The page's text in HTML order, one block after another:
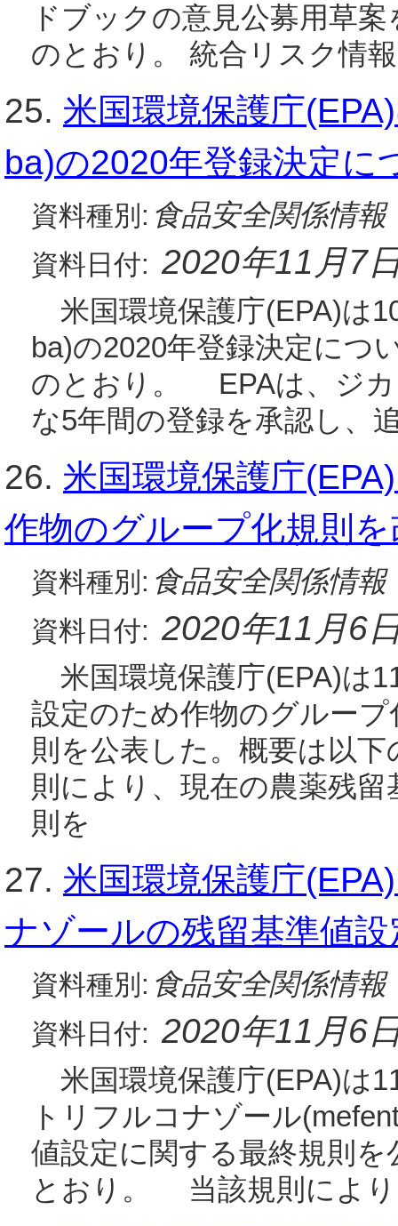
ドブックの意見公募用草
のとおり。 統合リスク情
25. 米国環境保護庁
ba)の2020年登録決定に
資料種別: 食品安全関係情報
資料日付: 2020年11月7
米国環境保護庁(EPA)は
ba)の2020年登録決定につ
のとおり。 EPAは、ジカ
な5年間の登録を承認し、
26. 米国環境保護庁
作物のグループ化規則
資料種別: 食品安全関係情報
資料日付: 2020年11月6
米国環境保護庁(EPA)は
設定のため作物のグルー
則を公表した。概要は以
則により、現在の農薬残
則を
27. 米国環境保護庁
ナゾールの残留基準値
資料種別: 食品安全関係情報
資料日付: 2020年11月6
米国環境保護庁(EPA)は
トリフルコナゾール
値設定に関する最終規則
とおり。 当該規則によ